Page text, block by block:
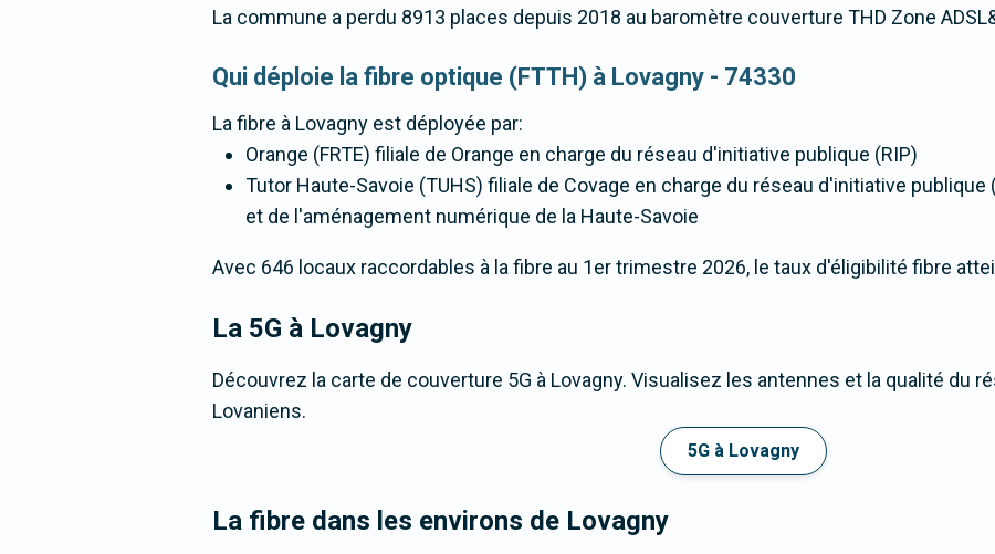
La commune a perdu 8913 places depuis 2018 au baromètre couverture THD Zone
Qui déploie la fibre optique (FTTH) à Lovagny - 74330
La fibre à Lovagny est déployée par:
Orange (FRTE) filiale de Orange en charge du réseau d'initiative publique (RIP)
Tutor Haute-Savoie (TUHS) filiale de Covage en charge du réseau d'initiative
et de l'aménagement numérique de la Haute-Savoie
Avec 646 locaux raccordables à la fibre au 1er trimestre 2026, le taux d'éligibilité fibre
La 5G à Lovagny
Découvrez la carte de couverture 5G à Lovagny. Visualisez les antennes et la qualité du
Lovaniens.
5G à Lovagny
La fibre dans les environs de Lovagny